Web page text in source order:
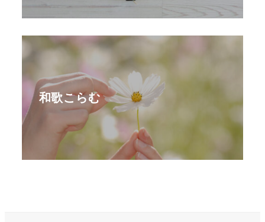
和歌こらむ